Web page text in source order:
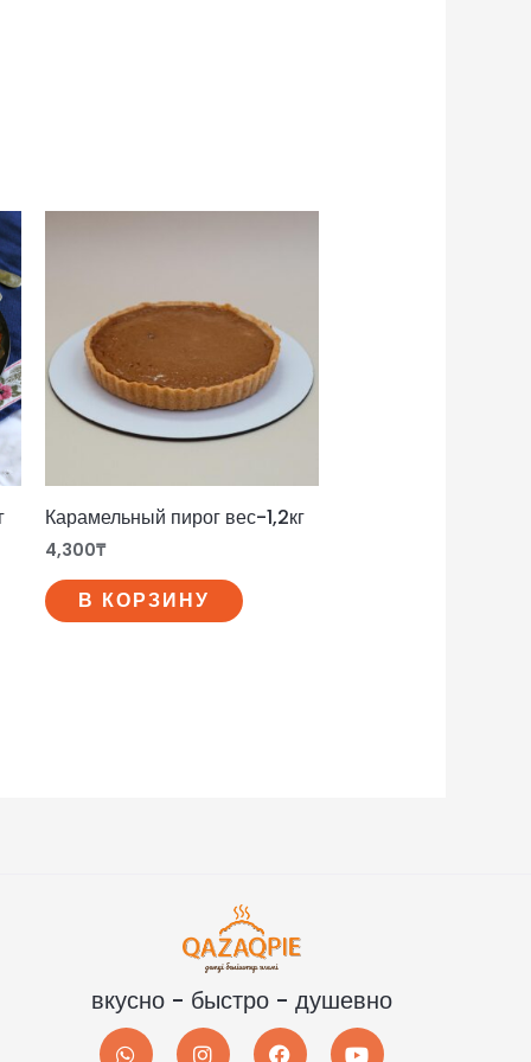
Карамельный пирог вес-1,2кг
4,300₸
В КОРЗИНУ
вкусно - быстро - душевно
W I F Y